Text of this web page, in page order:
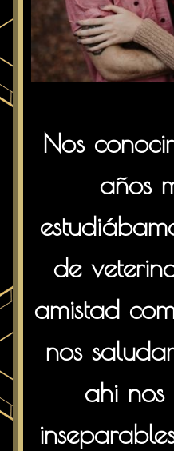
Nos
años
de
amistad
nos
ahi nos